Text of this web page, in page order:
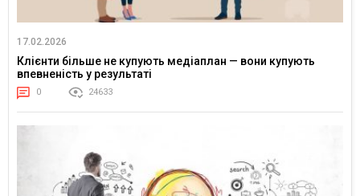
17.02.2026
Клієнти більше не купують медіаплан — вони купують
впевненість у результаті
0 24633